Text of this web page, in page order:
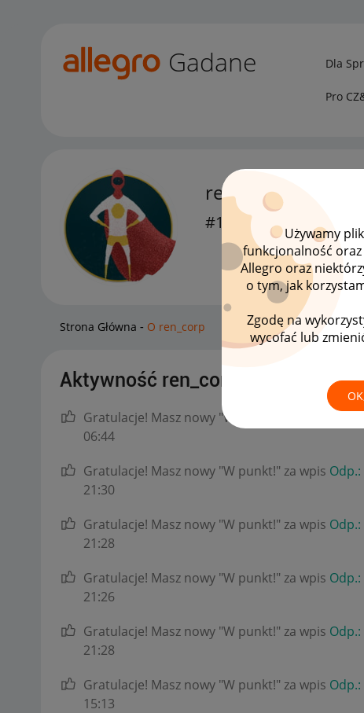
Używamy
funkcjonalność
Allegro oraz
o tym, jak
Zgodę na
wycofać lub
Gadane Dla
Pro
ren_corp
#10 Popularyzator
Strona Główna O ren_corp
Aktywność ren_corp
Gratulacje! Masz nowy "W punkt!" za wpis
06:44
Gratulacje! Masz nowy "W punkt!" za wpis
21:30
Gratulacje! Masz nowy "W punkt!" za wpis
21:28
Gratulacje! Masz nowy "W punkt!" za wpis
21:26
Gratulacje! Masz nowy "W punkt!" za wpis
21:28
Gratulacje! Masz nowy "W punkt!" za wpis
15:13